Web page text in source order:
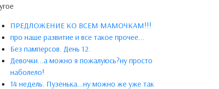
ПРЕДЛОЖЕНИЕ КО ВСЕМ МАМОЧКАМ!!!
про наше развитие и все такое прочее...
Без памперсов. День 12.
Девочки...а можно я пожалуюсь?ну просто
наболело!
14 недель. Пузенька...ну можно же уже так